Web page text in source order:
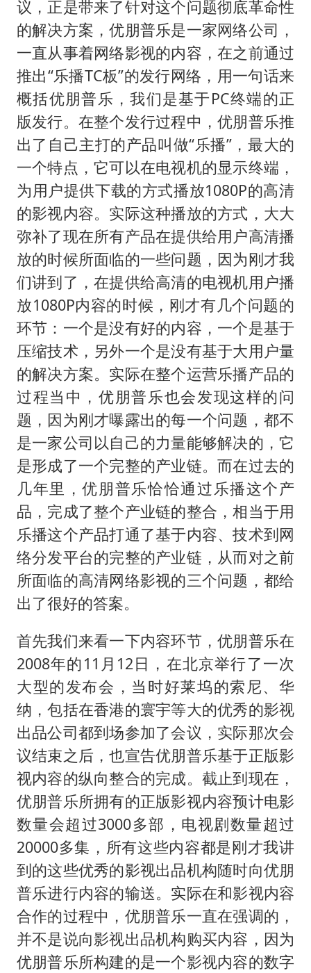
议，正是带来了针对这个问题彻底革命性
的解决方案，优朋普乐是一家网络公司，
一直从事着网络影视的内容，在之前通过
推出“乐播TC板”的发行网络，用一句话来
概括优朋普乐，我们是基于PC终端的正
版发行。在整个发行过程中，优朋普乐推
出了自己主打的产品叫做“乐播”，最大的
一个特点，它可以在电视机的显示终端，
为用户提供下载的方式播放1080P的高清
的影视内容。实际这种播放的方式，大大
弥补了现在所有产品在提供给用户高清播
放的时候所面临的一些问题，因为刚才我
们讲到了，在提供给高清的电视机用户播
放1080P内容的时候，刚才有几个问题的
环节：一个是没有好的内容，一个是基于
压缩技术，另外一个是没有基于大用户量
的解决方案。实际在整个运营乐播产品的
过程当中，优朋普乐也会发现这样的问
题，因为刚才曝露出的每一个问题，都不
是一家公司以自己的力量能够解决的，它
是形成了一个完整的产业链。而在过去的
几年里，优朋普乐恰恰通过乐播这个产
品，完成了整个产业链的整合，相当于用
乐播这个产品打通了基于内容、技术到网
络分发平台的完整的产业链，从而对之前
所面临的高清网络影视的三个问题，都给
出了很好的答案。
首先我们来看一下内容环节，优朋普乐在
2008年的11月12日，在北京举行了一次
大型的发布会，当时好莱坞的索尼、华
纳，包括在香港的寰宇等大的优秀的影视
出品公司都到场参加了会议，实际那次会
议结束之后，也宣告优朋普乐基于正版影
视内容的纵向整合的完成。截止到现在，
优朋普乐所拥有的正版影视内容预计电影
数量会超过3000多部，电视剧数量超过
20000多集，所有这些内容都是刚才我讲
到的这些优秀的影视出品机构随时向优朋
普乐进行内容的输送。实际在和影视内容
合作的过程中，优朋普乐一直在强调的，
并不是说向影视出品机构购买内容，因为
优朋普乐所构建的是一个影视内容的数字